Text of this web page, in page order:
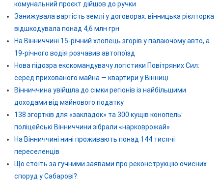
комунальний проєкт дійшов до ручки
Занижувала вартість землі у договорах: вінницька рієлторка
відшкодувала понад 4,6 млн грн
На Вінниччині 15-річний хлопець згорів у палаючому авто, а
19-річного водія розчавив автопоїзд
Нова підозра екскомандувачу логістики Повітряних Сил:
серед прихованого майна — квартири у Вінниці
Вінниччина увійшла до сімки регіонів із найбільшими
доходами від майнового податку
138 згортків для «закладок» та 300 кущів конопель:
поліцейські Вінниччини зібрали «нарковрожай»
На Вінниччині нині проживають понад 144 тисячі
переселенців
Що стоїть за гучними заявами про реконструкцію очисних
споруд у Сабарові?